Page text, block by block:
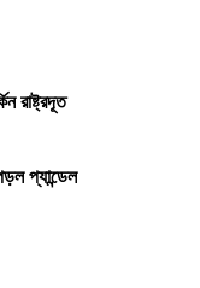
রাষ্ট্রদূত
প্যান্ডেল